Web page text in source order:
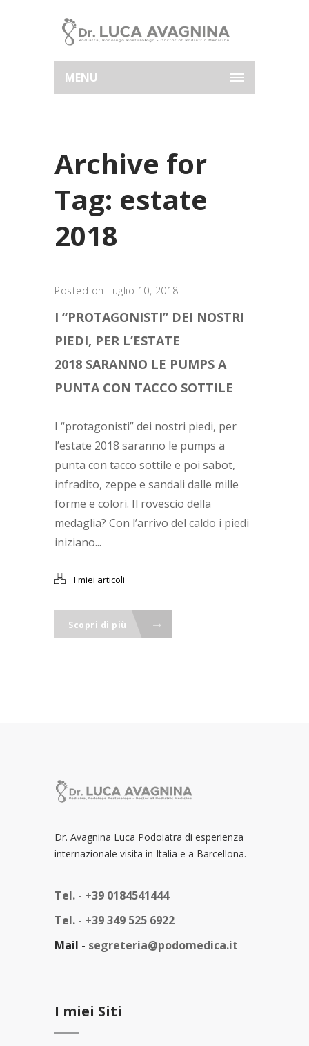
MENU
Archive for
Tag: estate
2018
Posted on Luglio 10, 2018
I “PROTAGONISTI” DEI NOSTRI
PIEDI, PER L’ESTATE
2018 SARANNO LE PUMPS A
PUNTA CON TACCO SOTTILE
I “protagonisti” dei nostri piedi, per
l’estate 2018 saranno le pumps a
punta con tacco sottile e poi sabot,
infradito, zeppe e sandali dalle mille
forme e colori. Il rovescio della
medaglia? Con l’arrivo del caldo i piedi
iniziano...
I miei articoli
Scopri di più
Dr. Avagnina Luca Podoiatra di esperienza
internazionale visita in Italia e a Barcellona.
Tel. - +39 0184541444
Tel. - +39 349 525 6922
Mail - segreteria@podomedica.it
I miei Siti